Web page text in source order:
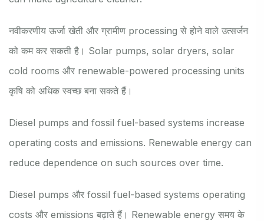
नवीकरणीय ऊर्जा खेती और ग्रामीण processing से होने वाले उत्सर्जन
को कम कर सकती है। Solar pumps, solar dryers, solar
cold rooms और renewable-powered processing units
कृषि को अधिक स्वच्छ बना सकते हैं।
Diesel pumps and fossil fuel-based systems increase
operating costs and emissions. Renewable energy can
reduce dependence on such sources over time.
Diesel pumps और fossil fuel-based systems operating
costs और emissions बढ़ाते हैं। Renewable energy समय के